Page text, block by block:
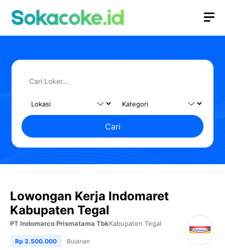
Cari
Lowongan Kerja Indomaret
Kabupaten Tegal
PT Indomarco Prismatama TbkKabupaten Tegal
Rp 2.500.000 Bulanan